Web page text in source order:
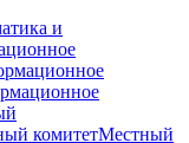
и
комитетМестный